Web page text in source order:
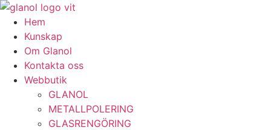
Hem
Kunskap
Om Glanol
Kontakta oss
Webbutik
GLANOL
METALLPOLERING
GLASRENGÖRING